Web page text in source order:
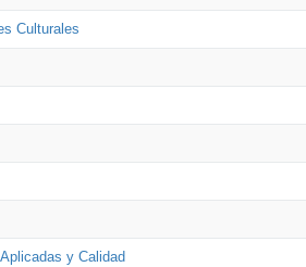
Culturales
y Calidad